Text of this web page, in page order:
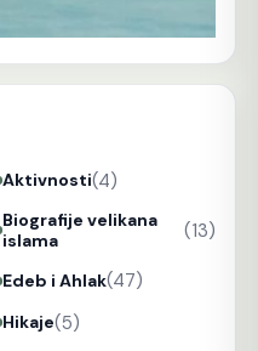
Aktivnosti(4)
Biografije velikana
islama
(13)
Edeb i Ahlak(47)
Hikaje(5)